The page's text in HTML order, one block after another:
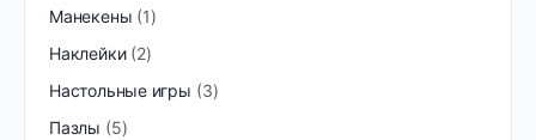
Манекены 1
Наклейки 2
Настольные игры
3
Пазлы
5